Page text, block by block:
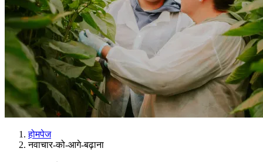
होमपेज
नवाचार-को-आगे-बढ़ाना